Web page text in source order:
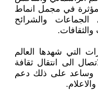
في مجمل انماط
والشرائح
التي شهدها العالم
الى انتقال ثقافة
وساعد على ذلك دعم